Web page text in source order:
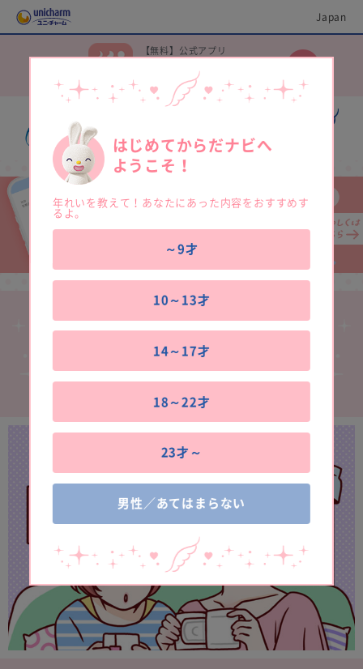
Japan
【無料】公式アプリ
次の生理日を予測しよう♪
ナプキンの使い方（付け方・すて方）
はじめてからだナビへ
ようこそ！
年れいを教えて！あなたにあった内容をおすすめす
るよ。
～9才
10～13才
14～17才
18～22才
23才～
男性／あてはまらない